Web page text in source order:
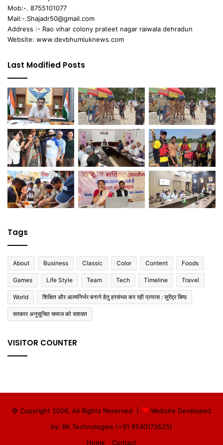
Mob:-. 8755101077
Mail:-.Shajadr50@gmail.com
Address :- Rao vihar colony prateet nagar raiwala dehradun
Website: www.devbhumiuknews.com
Last Modified Posts
Tags
About Business Classic Color Content Foods
Games Life Style Team Tech Timeline Travel
World शिक्षित और आत्मनिर्भर बनाने हेतु हरसंभव कर रही प्रयास : सुरेंद्र बिष्ठ
सरकार अनुसूचित समाज को सशक्त
VISITOR COUNTER
© Copyright 2026, All Rights Reserved |
Website Developed
by: RK Technologies (+91 9540173525)
Home
Contact